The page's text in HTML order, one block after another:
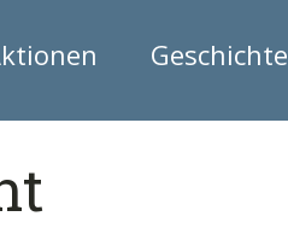
Geschichte